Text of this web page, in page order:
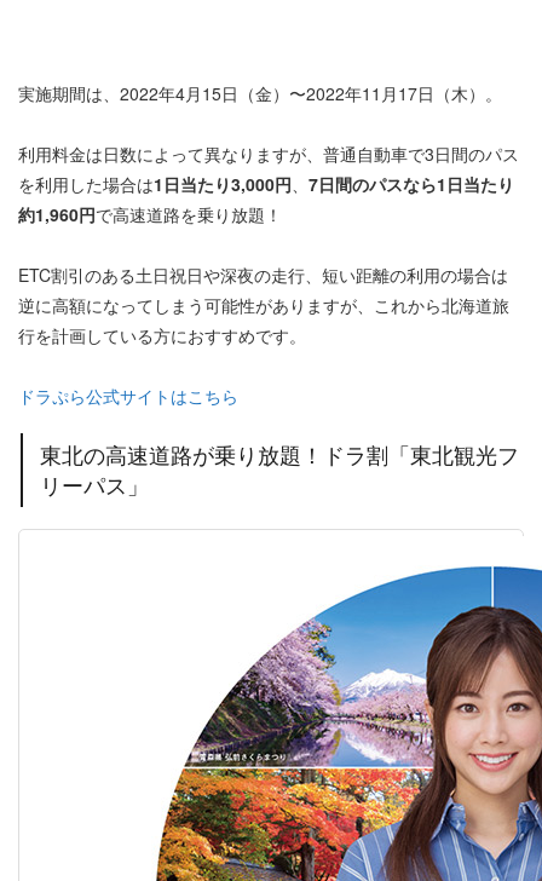
実施期間は、2022年4月15日（金）〜2022年11月17日（木）。
利用料金は日数によって異なりますが、普通自動車で3日間のパス
を利用した場合は1日当たり3,000円、 7日間のパスなら1日当たり
約1,960円で高速道路を乗り放題！
ETC割引のある土日祝日や深夜の走行、短い距離の利用の場合は
逆に高額になってしまう可能性がありますが、これから北海道旅
行を計画している方におすすめです。
ドラぷら公式サイトはこちら
東北の高速道路が乗り放題！ドラ割「東北観光フ
リーパス」